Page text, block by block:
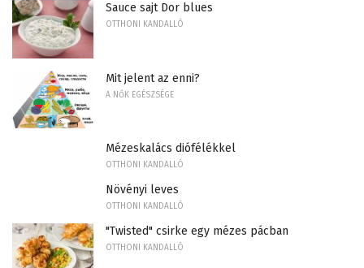
Sauce sajt Dor blues
OTTHONI KANDALLÓ
Mit jelent az enni?
A NŐK EGÉSZSÉGE
Mézeskalács diófélékkel
OTTHONI KANDALLÓ
Növényi leves
OTTHONI KANDALLÓ
"Twisted" csirke egy mézes pácban
OTTHONI KANDALLÓ